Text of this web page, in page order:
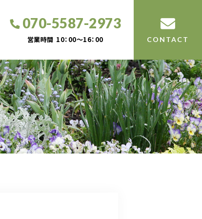
070-5587-2973
営業時間 10：00～16：00 CONTACT